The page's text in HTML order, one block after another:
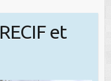
et